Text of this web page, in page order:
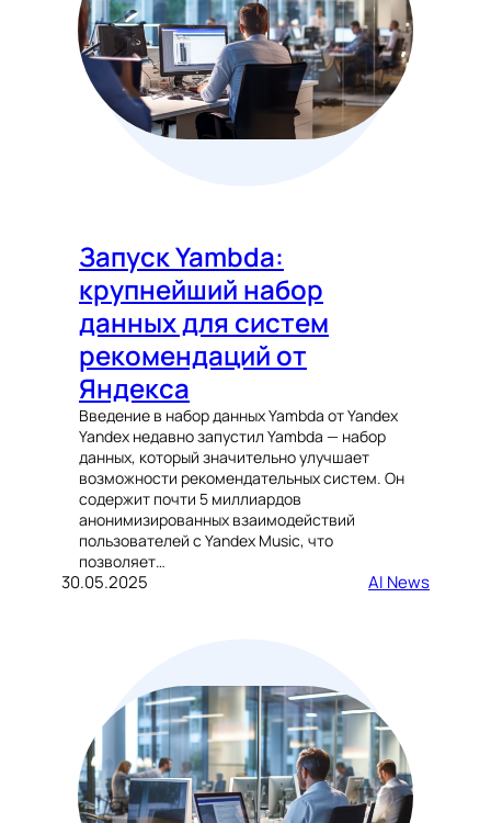
Запуск Yambda:
крупнейший набор
данных для систем
рекомендаций от
Яндекса
Введение в набор данных Yambda от Yandex
Yandex недавно запустил Yambda — набор
данных, который значительно улучшает
возможности рекомендательных систем. Он
содержит почти 5 миллиардов
анонимизированных взаимодействий
пользователей с Yandex Music, что
позволяет…
30.05.2025 AI News